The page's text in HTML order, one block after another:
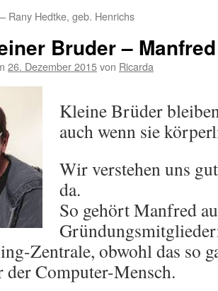
Rany Hedtke, geb. Henrichs
Bruder –
26. Dezember 2015von Ricarda
Kleine Brüder
auch wenn sie
Wir verstehen uns
da.
So gehört Manfred
Zentrale, obwohl das so
der Computer-Mensch.